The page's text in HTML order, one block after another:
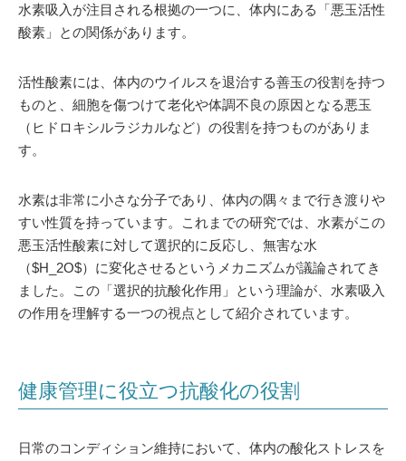
水素吸入が注目される根拠の一つに、体内にある「悪玉活性
酸素」との関係があります。
活性酸素には、体内のウイルスを退治する善玉の役割を持つ
ものと、細胞を傷つけて老化や体調不良の原因となる悪玉
（ヒドロキシルラジカルなど）の役割を持つものがありま
す。
水素は非常に小さな分子であり、体内の隅々まで行き渡りや
すい性質を持っています。これまでの研究では、水素がこの
悪玉活性酸素に対して選択的に反応し、無害な水
（$H_2O$）に変化させるというメカニズムが議論されてき
ました。この「選択的抗酸化作用」という理論が、水素吸入
の作用を理解する一つの視点として紹介されています。
健康管理に役立つ抗酸化の役割
日常のコンディション維持において、体内の酸化ストレスを